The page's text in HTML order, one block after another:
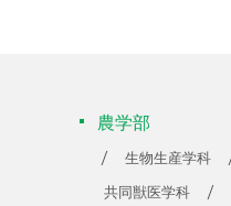
農学部
生物生産学科
共同獣医学科